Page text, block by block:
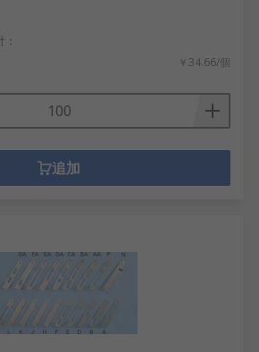
￥34.66/個
追加